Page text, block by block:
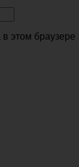
этом браузере